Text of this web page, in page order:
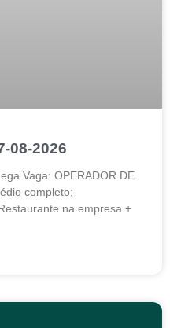
08-2026
Vaga: OPERADOR DE
completo;
na empresa +